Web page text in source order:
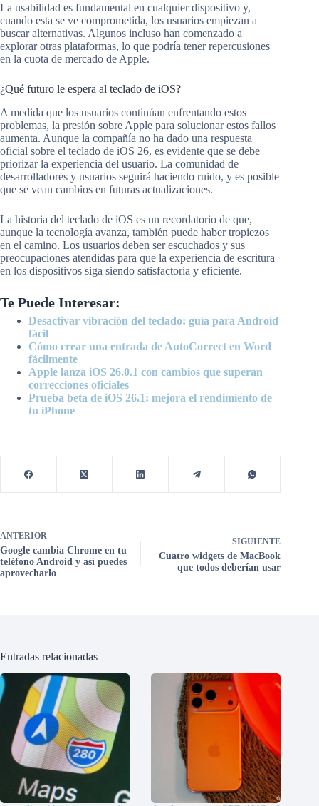
La usabilidad es fundamental en cualquier dispositivo y,
cuando esta se ve comprometida, los usuarios empiezan a
buscar alternativas. Algunos incluso han comenzado a
explorar otras plataformas, lo que podría tener repercusiones
en la cuota de mercado de Apple.
¿Qué futuro le espera al teclado de iOS?
A medida que los usuarios continúan enfrentando estos
problemas, la presión sobre Apple para solucionar estos fallos
aumenta. Aunque la compañía no ha dado una respuesta
oficial sobre el teclado de iOS 26, es evidente que se debe
priorizar la experiencia del usuario. La comunidad de
desarrolladores y usuarios seguirá haciendo ruido, y es posible
que se vean cambios en futuras actualizaciones.
La historia del teclado de iOS es un recordatorio de que,
aunque la tecnología avanza, también puede haber tropiezos
en el camino. Los usuarios deben ser escuchados y sus
preocupaciones atendidas para que la experiencia de escritura
en los dispositivos siga siendo satisfactoria y eficiente.
Te Puede Interesar:
Desactivar vibración del teclado: guía para Android
fácil
Cómo crear una entrada de AutoCorrect en Word
fácilmente
Apple lanza iOS 26.0.1 con cambios que superan
correcciones oficiales
Prueba beta de iOS 26.1: mejora el rendimiento de
tu iPhone
ANTERIOR
Google cambia Chrome en tu
teléfono Android y así puedes
aprovecharlo
SIGUIENTE
Cuatro widgets de MacBook
que todos deberían usar
Entradas relacionadas